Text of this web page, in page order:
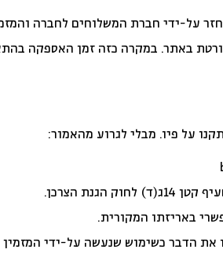
על-ידי חברת המשלוחים לחברה
על פיו. מבלי לגרוע מהאמור:
הצרכן.
באריזתו המקורית.
הדבר כשימוש שנעשה על-ידי המזמין